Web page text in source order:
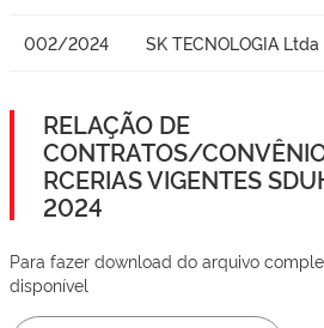
002/2024 SK TECNOLOGIA Ltda
RELAÇÃO DE
CONTRATOS/
RCERIAS VIGENTES
2024
Para fazer download do arquivo
disponível